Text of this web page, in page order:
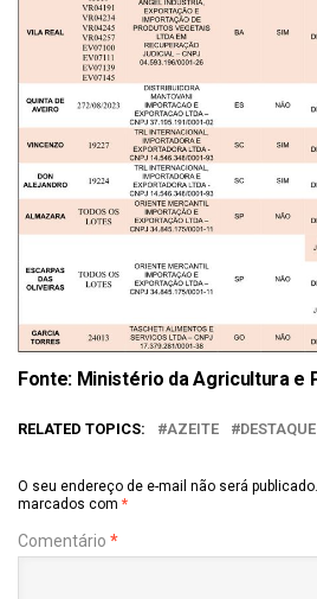
Fonte: Ministério da Agricultura e
RELATED TOPICS: AZEITE DESTAQUE
O seu endereço de e-mail não será publicado.
marcados com *
Comentário *